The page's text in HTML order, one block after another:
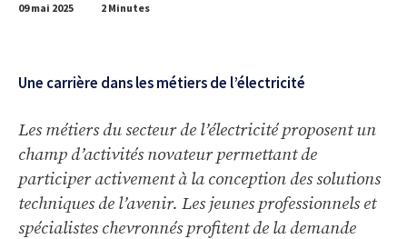
09 mai 2025
2 Minutes
Une carrière dans les métiers de l’électricité
Les métiers du secteur de l’électricité proposent un
champ d’activités novateur permettant de
participer activement à la conception des solutions
techniques de l’avenir. Les jeunes professionnels et
spécialistes chevronnés profitent de la demande